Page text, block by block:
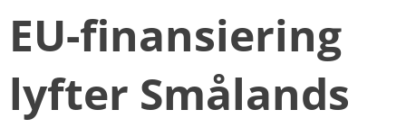
EU-finansiering
lyfter Smålands